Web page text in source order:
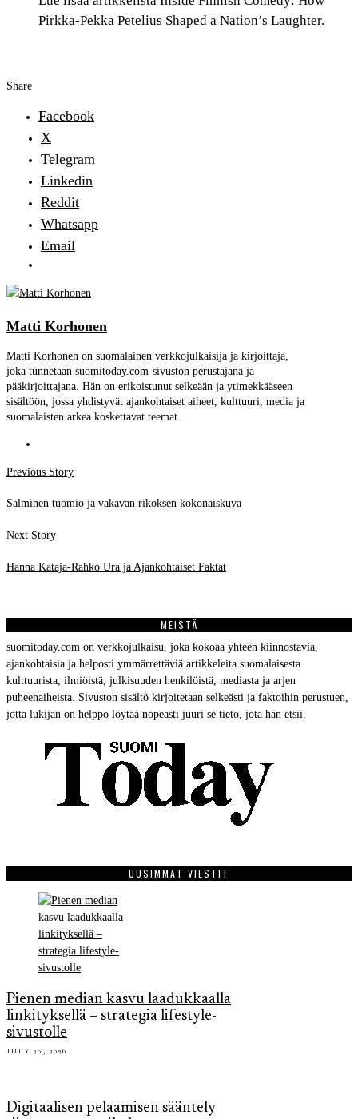
Pirkka-Pekka Petelius Shaped a Nation’s Laughter.
Share
Facebook
X
Telegram
Linkedin
Reddit
Whatsapp
Email
Matti Korhonen
Matti Korhonen on suomalainen verkkojulkaisija ja kirjoittaja,
joka tunnetaan suomitoday.com-sivuston perustajana ja
pääkirjoittajana. Hän on erikoistunut selkeään ja ytimekkääseen
sisältöön, jossa yhdistyvät ajankohtaiset aiheet, kulttuuri, media ja
suomalaisten arkea koskettavat teemat.
Post
navigation
Previous StoryPrevious
Salminen tuomio ja vakavan rikoksen kokonaiskuva
Next StoryNext
Hanna Kataja-Rahko Ura ja Ajankohtaiset Faktat
MEISTÄ
suomitoday.com on verkkojulkaisu, joka kokoaa yhteen kiinnostavia,
ajankohtaisia ja helposti ymmärrettäviä artikkeleita suomalaisesta
kulttuurista, ilmiöistä, julkisuuden henkilöistä, mediasta ja arjen
puheenaiheista. Sivuston sisältö kirjoitetaan selkeästi ja faktoihin perustuen,
jotta lukijan on helppo löytää nopeasti juuri se tieto, jota hän etsii.
UUSIMMAT VIESTIT
Pienen median kasvu laadukkaalla
linkityksellä – strategia lifestyle-
sivustolle
JULY 26, 2026
Digitaalisen pelaamisen sääntely